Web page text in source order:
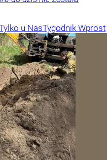
u NasTygodnik Wprost